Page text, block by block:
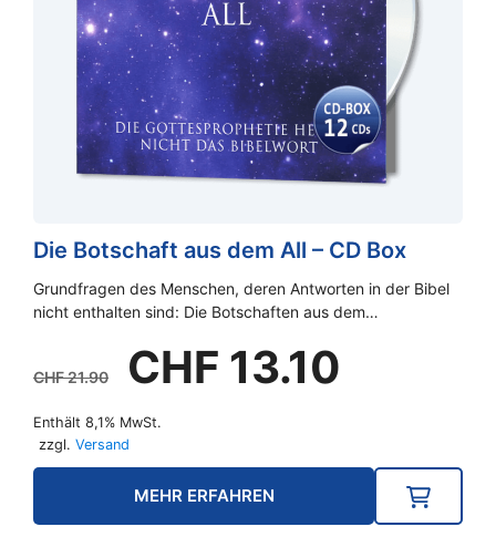
Die Botschaft aus dem All – CD Box
Grundfragen des Menschen, deren Antworten in der Bibel
nicht enthalten sind: Die Botschaften aus dem…
CHF21.90
Ursprünglicher
Preis
war:
CHF 21.90
CHF 13.10
Enthält 8,1% MwSt.
zzgl. Versand
MEHR ERFAHREN